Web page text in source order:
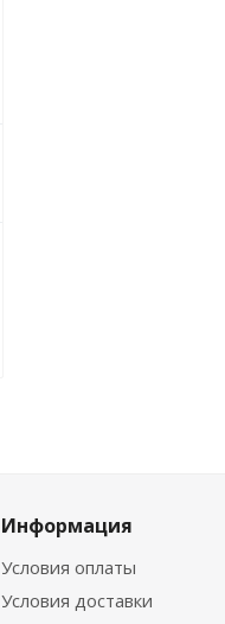
Информация
Условия оплаты
Условия доставки